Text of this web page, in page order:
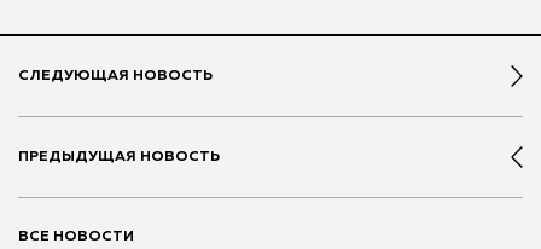
ПРЕДЫДУЩАЯ НОВОСТЬ
ВСЕ НОВОСТИ
СЛЕДУЮЩАЯ НОВОСТЬ